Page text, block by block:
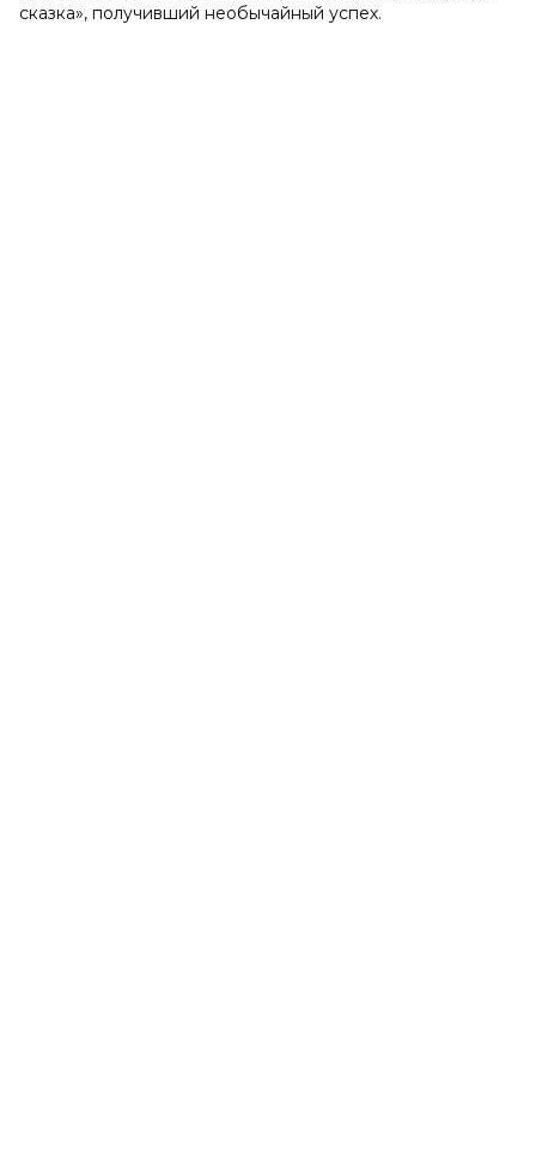
сказка», получивший необычайный успех.